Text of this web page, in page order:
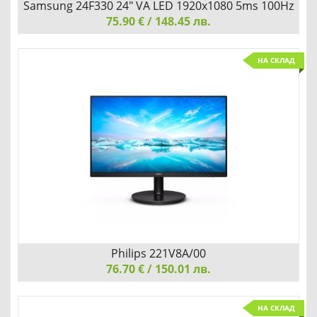
Samsung 24F330 24" VA LED 1920x1080 5ms 100Hz
Детайли
Samsung 24F330 24" VA LED 1920x1080 5ms 100Hz
250cd/m2 HDMI Black
75.90 € / 148.45 лв.
НА СКЛАД
Philips 221V8A/00, 21.5" VA WLED, 1920x1080@75Hz, 4ms
Philips 221V8A/00
76.70 € / 150.01 лв.
НА СКЛАД